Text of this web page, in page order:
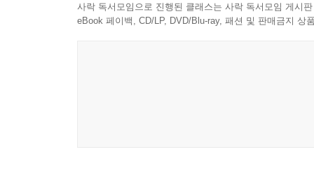
사락 독서모임으로 진행된 클래스는 사락 독서모임 게시
eBook 페이백, CD/LP, DVD/Blu-ray, 패션 및 판매금지 상